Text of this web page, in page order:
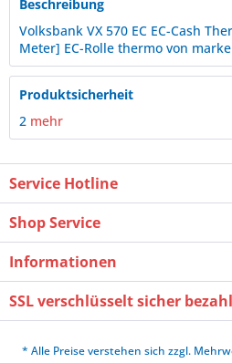
Beschreibung
Volksbank VX 570 EC EC-Cash
Meter] EC-Rolle thermo von
Produktsicherheit
2 mehr
Service Hotline
Shop Service
Informationen
SSL verschlüsselt sicher
* Alle Preise verstehen sich zzgl.